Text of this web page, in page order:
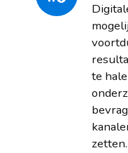
te
zetten.